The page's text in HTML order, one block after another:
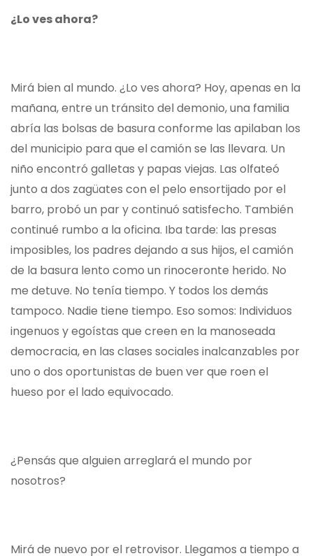
¿Lo ves ahora?
Mirá bien al mundo. ¿Lo ves ahora? Hoy, apenas en la
mañana, entre un tránsito del demonio, una familia
abría las bolsas de basura conforme las apilaban los
del municipio para que el camión se las llevara. Un
niño encontró galletas y papas viejas. Las olfateó
junto a dos zagüates con el pelo ensortijado por el
barro, probó un par y continuó satisfecho. También
continué rumbo a la oficina. Iba tarde: las presas
imposibles, los padres dejando a sus hijos, el camión
de la basura lento como un rinoceronte herido. No
me detuve. No tenía tiempo. Y todos los demás
tampoco. Nadie tiene tiempo. Eso somos: Individuos
ingenuos y egoístas que creen en la manoseada
democracia, en las clases sociales inalcanzables por
uno o dos oportunistas de buen ver que roen el
hueso por el lado equivocado.
¿Pensás que alguien arreglará el mundo por
nosotros?
Mirá de nuevo por el retrovisor. Llegamos a tiempo a